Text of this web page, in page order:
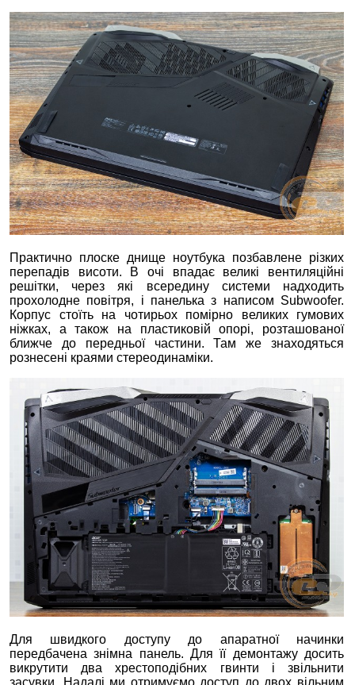
Практично плоске днище ноутбука позбавлене різких
перепадів висоти. В очі впадає великі вентиляційні
решітки, через які всередину системи надходить
прохолодне повітря, і панелька з написом Subwoofer.
Корпус стоїть на чотирьох помірно великих гумових
ніжках, а також на пластиковій опорі, розташованої
ближче до передньої частини. Там же знаходяться
рознесені краями стереодинаміки.
Для швидкого доступу до апаратної начинки
передбачена знімна панель. Для її демонтажу досить
викрутити два хрестоподібних гвинти і звільнити